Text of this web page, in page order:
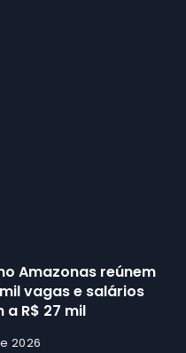
Amazonas reúnem
vagas e salários
a R$ 27 mil
2026